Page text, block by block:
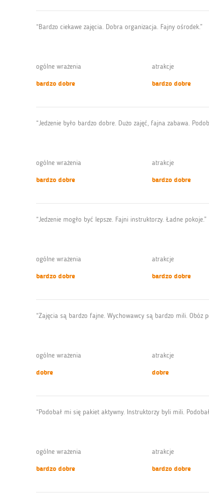
“Bardzo ciekawe zajęcia. Dobra organizacja. Fajny ośrodek.”
ogólne wrażenia
bardzo dobre
atrakcje
bardzo dobre
“Jedzenie było bardzo dobre. Dużo zajęć, fajna zabawa.
ogólne wrażenia
bardzo dobre
atrakcje
bardzo dobre
“Jedzenie mogło być lepsze. Fajni instruktorzy. Ładne pokoje.”
ogólne wrażenia
bardzo dobre
atrakcje
bardzo dobre
“Zajęcia są bardzo fajne. Wychowawcy są bardzo mili. Obóz
ogólne wrażenia
dobre
atrakcje
dobre
“Podobał mi się pakiet aktywny. Instruktorzy byli mili.
ogólne wrażenia
bardzo dobre
atrakcje
bardzo dobre